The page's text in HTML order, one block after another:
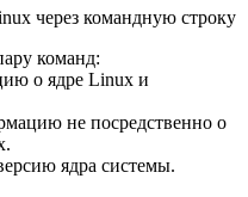
команд:
о ядре Linux и
не посредственно о
ядра системы.